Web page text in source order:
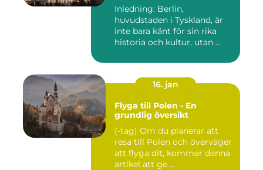
Inledning: Berlin,
huvudstaden i Tyskland, är
inte bara känt för sin rika
historia och kultur, utan ...
16. jan
Flyga till Polen - En
grundlig översikt
(-tag) Om du planerar att
resa till Polen och överväger
att flyga dit, kommer denna
artikel att ge ...